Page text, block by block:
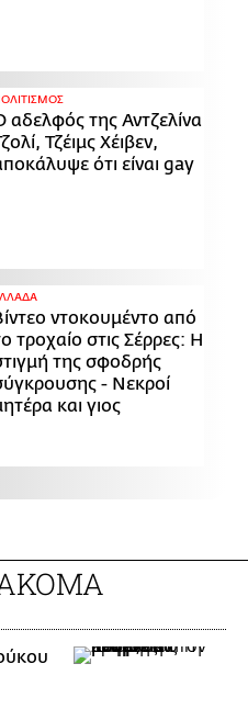
αδελφός της Αντζελίνα
Τζέιμς Χέιβεν,
ότι είναι gay
ντοκουμέντο από
τροχαίο στις Σέρρες: Η
της σφοδρής
- Νεκροί
και γιος